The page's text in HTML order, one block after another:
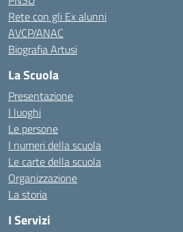
Rete con gli Ex alunni
AVCP/ANAC
Biografia Artusi
La Scuola
Presentazione
I luoghi
Le persone
I numeri della scuola
Le carte della scuola
Organizzazione
La storia
I Servizi